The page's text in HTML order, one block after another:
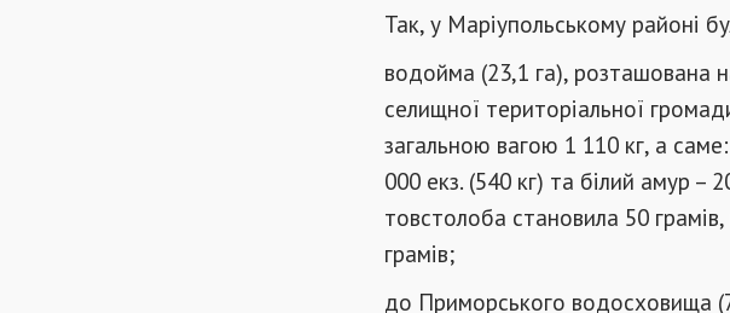
Так, у Маріупольському районі
водойма (23,1 га), розташована
селищної територіальної
загальною вагою 1 110 кг, а
000 екз. (540 кг) та білий амур –
товстолоба становила 50
грамів;
до Приморського водосховища